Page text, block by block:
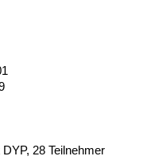
28 Teilnehmer